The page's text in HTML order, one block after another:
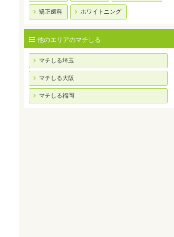
矯正歯科 ホワイトニング
他のエリアのマチしる
マチしる埼玉
マチしる大阪
マチしる福岡